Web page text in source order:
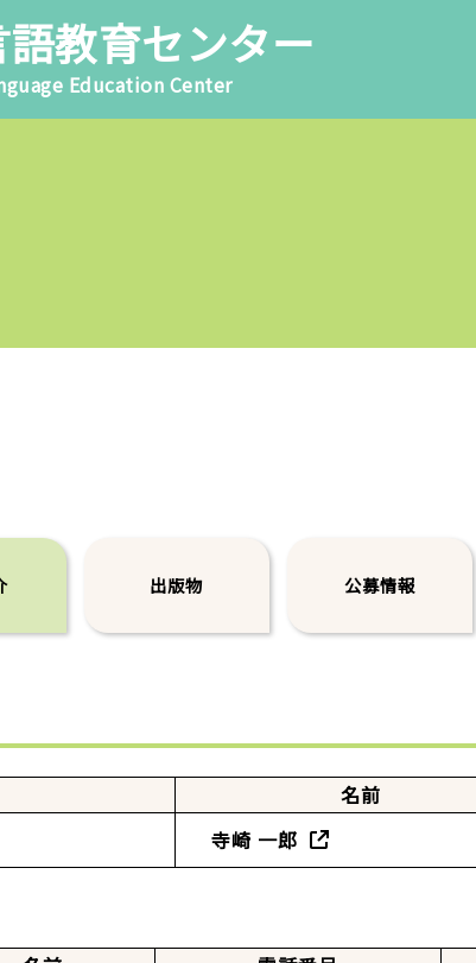
語教育センター
Education Center
出版物 公募情報
名前
寺崎 一郎